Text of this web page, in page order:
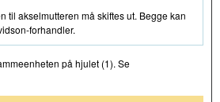
til akselmutteren må skiftes ut. Begge kan
forhandler.
på hjulet (1). Se